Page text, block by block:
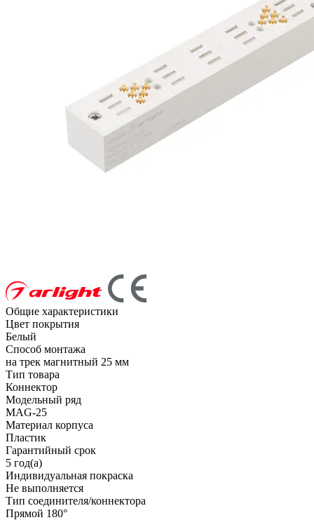
Общие характеристики
Цвет покрытия
Белый
Способ монтажа
на трек магнитный 25 мм
Тип товара
Коннектор
Модельный ряд
MAG-25
Материал корпуса
Пластик
Гарантийный срок
5 год(а)
Индивидуальная покраска
Не выполняется
Тип соединителя/коннектора
Прямой 180°